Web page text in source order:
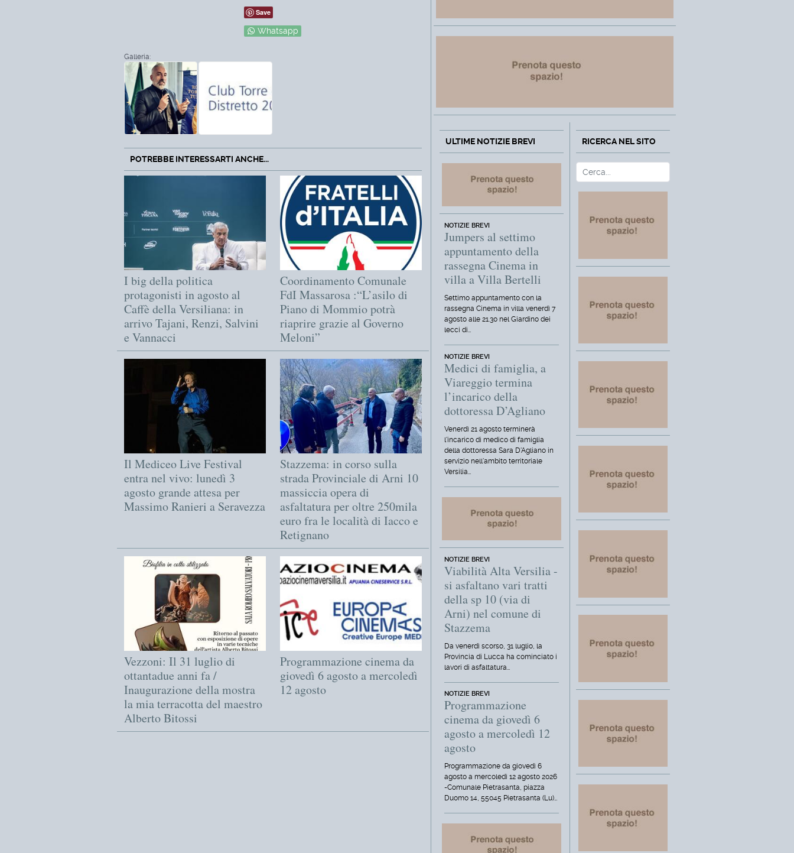
Save
Whatsapp
Galleria:
POTREBBE INTERESSARTI ANCHE...
I big della politica
protagonisti in agosto al
Caffè della Versiliana: in
arrivo Tajani, Renzi, Salvini
e Vannacci
Coordinamento Comunale
FdI Massarosa :“L’asilo di
Piano di Mommio potrà
riaprire grazie al Governo
Meloni”
Il Mediceo Live Festival
entra nel vivo: lunedì 3
agosto grande attesa per
Massimo Ranieri a Seravezza
Stazzema: in corso sulla
strada Provinciale di Arni 10
massiccia opera di
asfaltatura per oltre 250mila
euro fra le località di Iacco e
Retignano
Vezzoni: Il 31 luglio di
ottantadue anni fa /
Inaugurazione della mostra
la mia terracotta del maestro
Alberto Bitossi
Programmazione cinema da
giovedì 6 agosto a mercoledì
12 agosto
ULTIME NOTIZIE BREVI
NOTIZIE BREVI
Jumpers al settimo
appuntamento della
rassegna Cinema in
villa a Villa Bertelli
Settimo appuntamento con la
rassegna Cinema in villa venerdì 7
agosto alle 21.30 nel Giardino dei
lecci di…
NOTIZIE BREVI
Medici di famiglia, a
Viareggio termina
l’incarico della
dottoressa D’Agliano
Venerdì 21 agosto terminerà
l'incarico di medico di famiglia
della dottoressa Sara D'Agliano in
servizio nell'ambito territoriale
Versilia…
NOTIZIE BREVI
Viabilità Alta Versilia -
si asfaltano vari tratti
della sp 10 (via di
Arni) nel comune di
Stazzema
Da venerdì scorso, 31 luglio, la
Provincia di Lucca ha cominciato i
lavori di asfaltatura…
NOTIZIE BREVI
Programmazione
cinema da giovedì 6
agosto a mercoledì 12
agosto
Programmazione da giovedì 6
agosto a mercoledì 12 agosto 2026
-Comunale Pietrasanta, piazza
Duomo 14, 55045 Pietrasanta (Lu)…
RICERCA NEL SITO
Cerca Type 2 or more characters